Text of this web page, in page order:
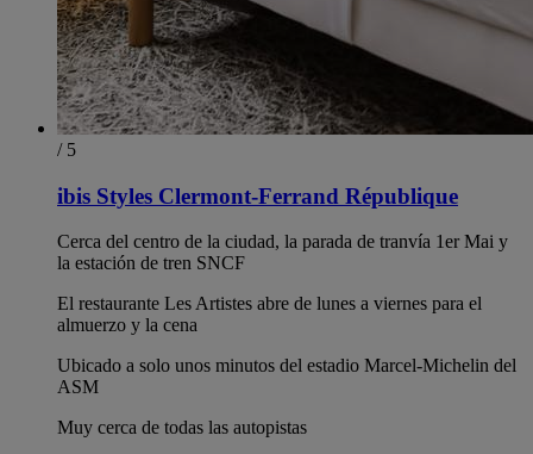
/ 5
ibis Styles Clermont-Ferrand République
Cerca del centro de la ciudad, la parada de tranvía 1er Mai y
la estación de tren SNCF
El restaurante Les Artistes abre de lunes a viernes para el
almuerzo y la cena
Ubicado a solo unos minutos del estadio Marcel-Michelin del
ASM
Muy cerca de todas las autopistas